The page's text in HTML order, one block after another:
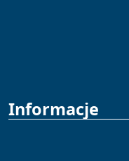
Informacje